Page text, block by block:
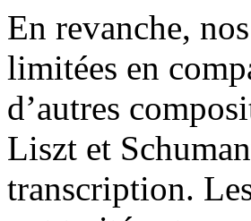
En revanche,
limitées en
d’autres
Liszt et
transcription.